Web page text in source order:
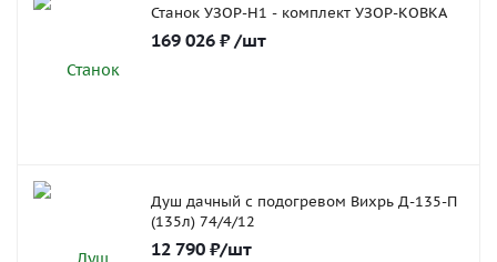
Станок УЗОР-Н1 - комплект УЗОР-КОВКА
169 026 ₽ /шт
Душ дачный с подогревом Вихрь Д-135-П
(135л) 74/4/12
12 790 ₽/шт